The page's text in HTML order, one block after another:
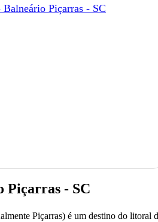
Piçarras - SC
Piçarras - SC
Piçarras) é um destino do litoral